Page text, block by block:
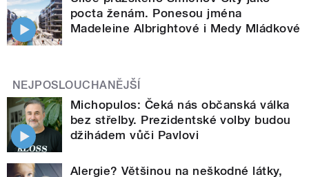
pocta ženám. Ponesou jména
Madeleine Albrightové i Medy Mládkové
NEJPOSLOUCHANĚJŠÍ
Michopulos: Čeká nás občanská válka
bez střelby. Prezidentské volby budou
džihádem vůči Pavlovi
Alergie? Většinou na neškodné látky,